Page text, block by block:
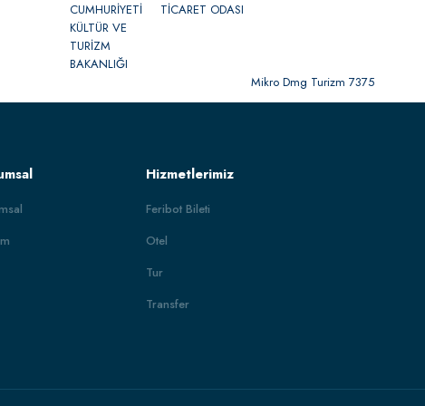
Mikro Dmg Turizm 7375
Hizmetlerimiz
Feribot Bileti
Otel
Tur
Transfer